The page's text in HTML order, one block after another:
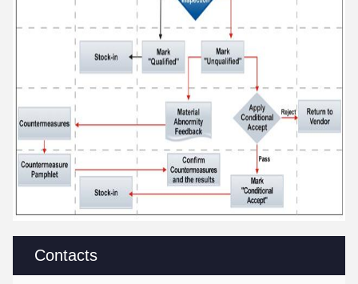
Contacts